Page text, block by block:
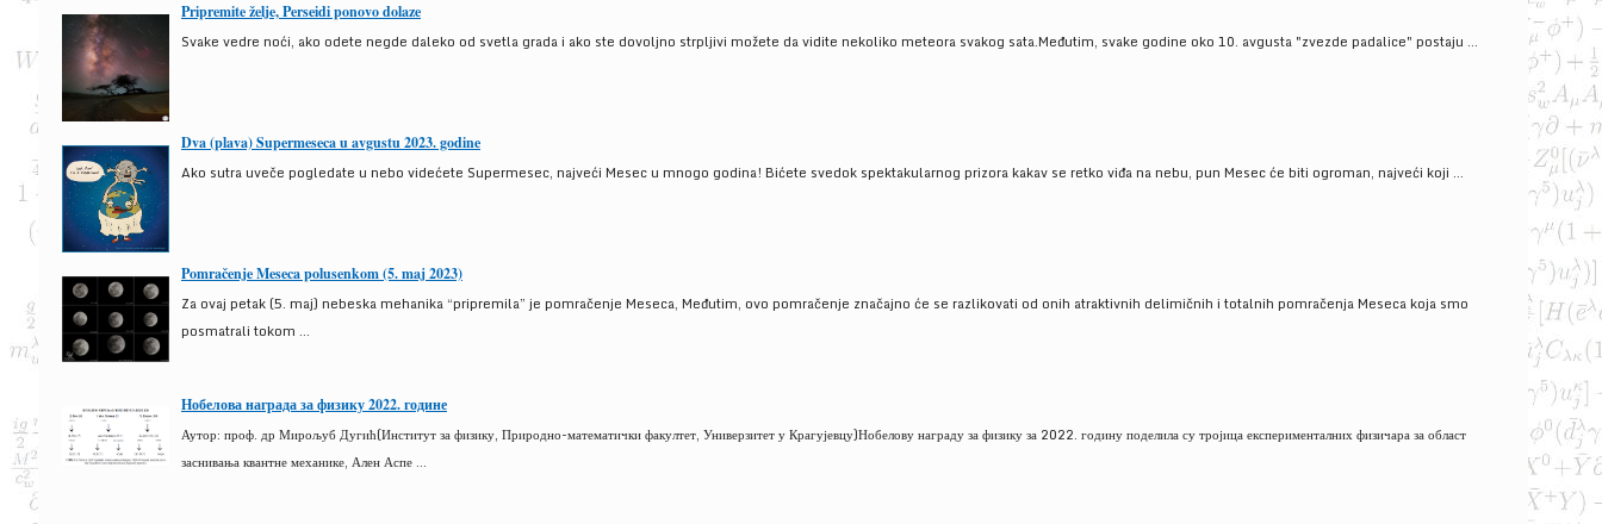
Pripremite želje, Perseidi ponovo dolaze
Svake vedre noći, ako odete negde daleko od svetla grada i ako ste dovoljno strpljivi možete da vidite nekoliko meteora svakog sata.Međutim, svake godine oko 10. avgusta "zvezde padalice" postaju ...
Dva (plava) Supermeseca u avgustu 2023. godine
Ako sutra uveče pogledate u nebo videćete Supermesec, najveći Mesec u mnogo godina! Bićete svedok spektakularnog prizora kakav se retko viđa na nebu, pun Mesec će biti ogroman, najveći koji ...
Pomračenje Meseca polusenkom (5. maj 2023)
Za ovaj petak (5. maj) nebeska mehanika “pripremila” je pomračenje Meseca, Međutim, ovo pomračenje značajno će se razlikovati od onih atraktivnih delimičnih i totalnih pomračenja Meseca koja smo
posmatrali tokom ...
Нобелова награда за физику 2022. године
Аутор: проф. др Мирољуб Дугић(Институт за физику, Природно-математички факултет, Универзитет у Крагујевцу)Нобелову награду за физику за 2022. годину поделила су тројица експерименталних физичара за област
заснивања квантне механике, Ален Аспе ...